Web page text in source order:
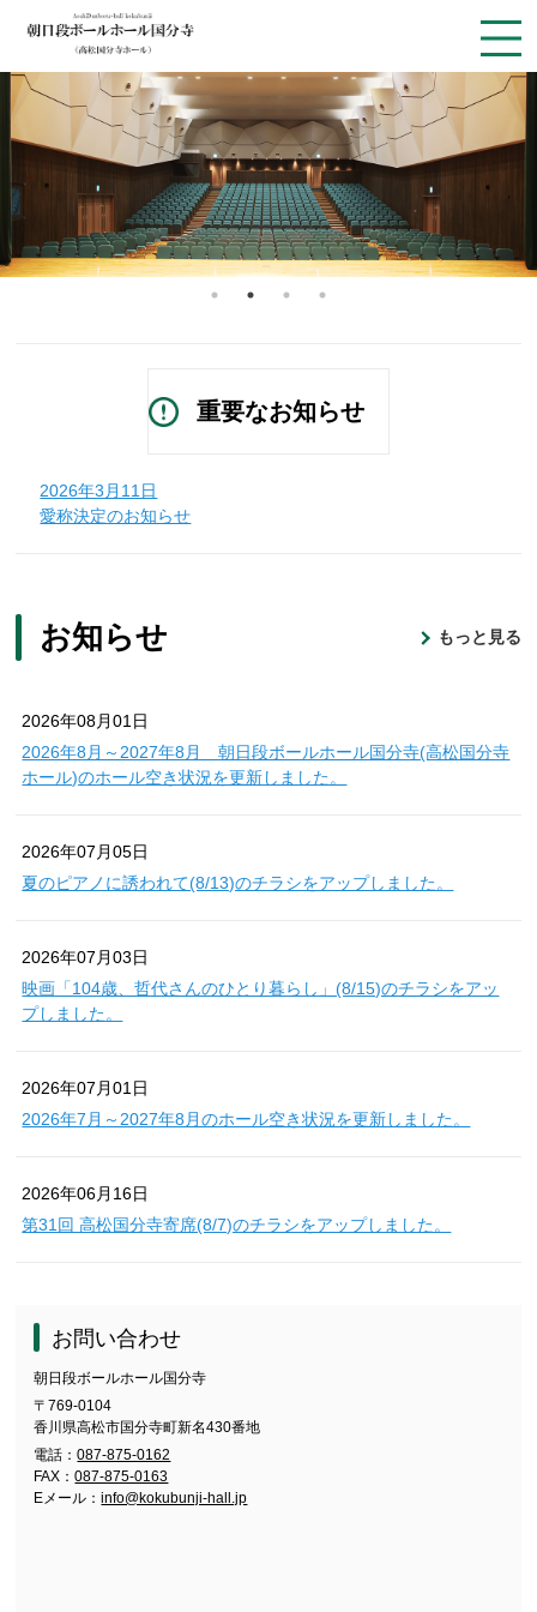
重要なお知らせ
2026年3月11日
愛称決定のお知らせ
お知らせ もっと見る
2026年08月01日
2026年8月～2027年8月 朝日段ボールホール国分寺(高松国分寺
ホール)のホール空き状況を更新しました。
2026年07月05日
夏のピアノに誘われて(8/13)のチラシをアップしました。
2026年07月03日
映画「104歳、哲代さんのひとり暮らし」(8/15)のチラシをアッ
プしました。
2026年07月01日
2026年7月～2027年8月のホール空き状況を更新しました。
2026年06月16日
第31回 高松国分寺寄席(8/7)のチラシをアップしました。
お問い合わせ
朝日段ボールホール国分寺
〒769-0104
香川県高松市国分寺町新名430番地
電話：087-875-0162
FAX：087-875-0163
Eメール：info@kokubunji-hall.jp